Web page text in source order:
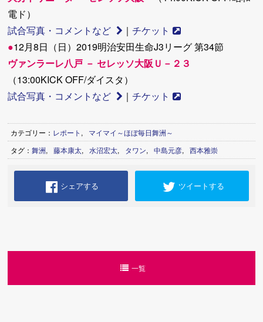
電ド）
試合写真・コメントなど
｜チケット
●12月8日（日）2019明治安田生命J3リーグ 第34節
ヴァンラーレ八戸 － セレッソ大阪Ｕ－２３
（13:00KICK OFF/ダイスタ）
試合写真・コメントなど
｜チケット
カテゴリー： レポート ,
マイマイ～ほぼ毎日舞洲～
タグ：舞洲, 藤本康太, 水沼宏太, タワン, 中島元彦, 西本雅崇
シェアする ツイートする
一覧